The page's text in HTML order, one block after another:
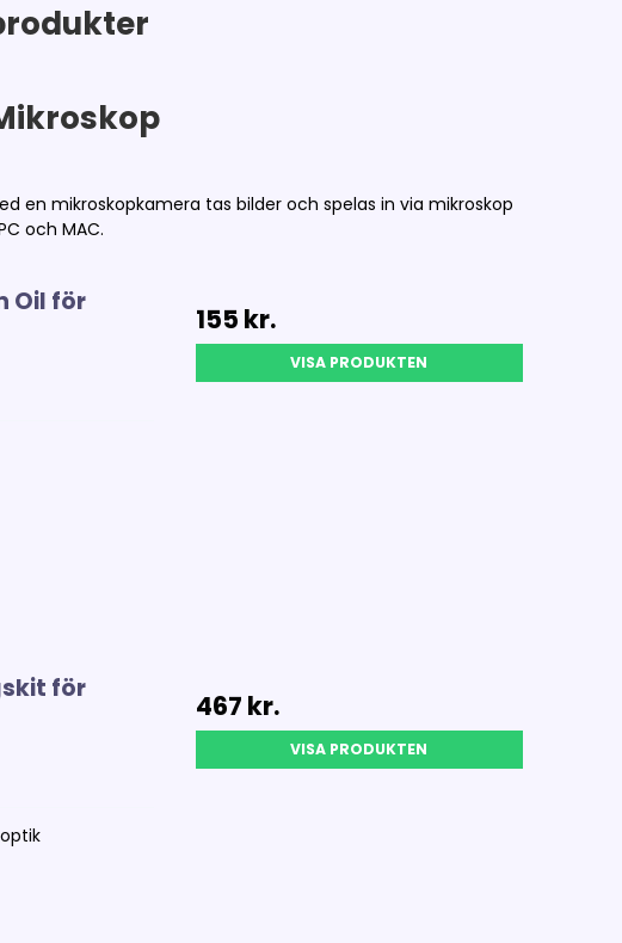
en mikroskopkamera tas bilder och spelas in via mikroskop
och MAC.
Oil för
155 kr.
VISA PRODUKTEN
för
467 kr.
VISA PRODUKTEN